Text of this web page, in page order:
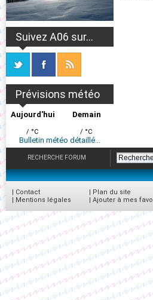
Suivez A06 sur...
Prévisions météo
Aujourd'hui
/ °C
Demain
/ °C
Bulletin météo détaillé...
RECHERCHE FORUM
| Contact
| Mentions légales
| Plan du site
| Ajouter à mes